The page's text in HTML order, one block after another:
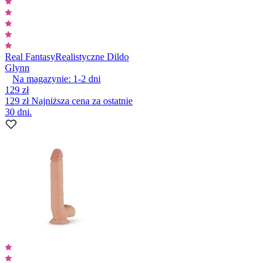
Real FantasyRealistyczne Dildo
Glynn
Na magazynie: 1-2 dni
129 zł
129 złNajniższa cena za ostatnie
30 dni.